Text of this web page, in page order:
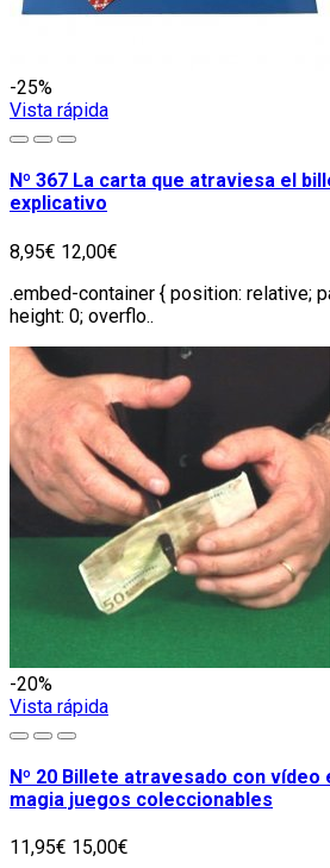
-25%
Vista rápida
Nº 367 La carta que atraviesa el
explicativo
8,95€ 12,00€
.embed-container { position: relative;
height: 0; overflo..
-20%
Vista rápida
Nº 20 Billete atravesado con
magia juegos coleccionables
11,95€ 15,00€